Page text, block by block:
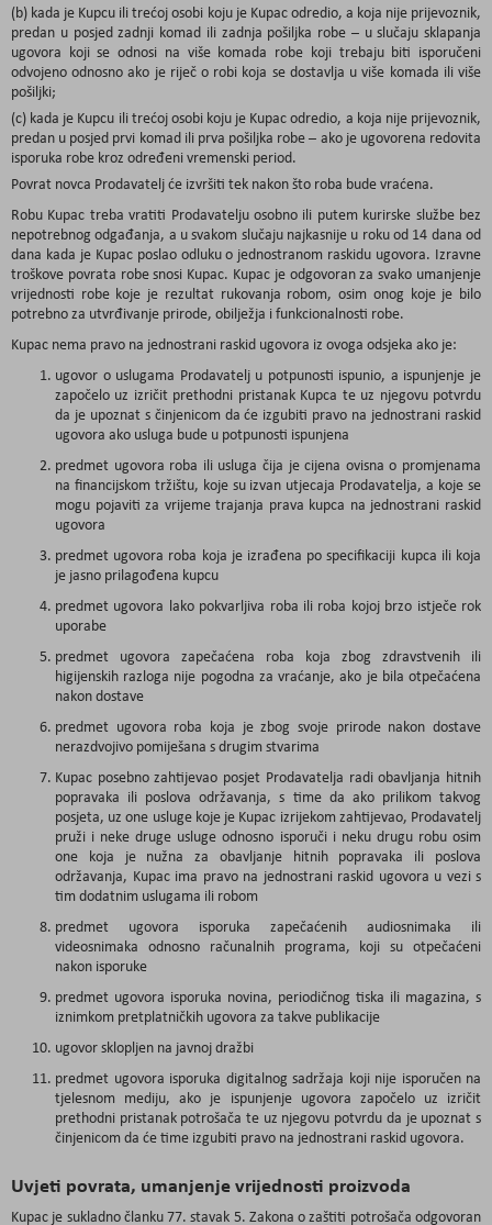
(b) kada je Kupcu ili trećoj osobi koju je Kupac odredio, a koja nije prijevoznik,
predan u posjed zadnji komad ili zadnja pošiljka robe – u slučaju sklapanja
ugovora koji se odnosi na više komada robe koji trebaju biti isporučeni
odvojeno odnosno ako je riječ o robi koja se dostavlja u više komada ili više
pošiljki;
(c) kada je Kupcu ili trećoj osobi koju je Kupac odredio, a koja nije prijevoznik,
predan u posjed prvi komad ili prva pošiljka robe – ako je ugovorena redovita
isporuka robe kroz određeni vremenski period.
Povrat novca Prodavatelj će izvršiti tek nakon što roba bude vraćena.
Robu Kupac treba vratiti Prodavatelju osobno ili putem kurirske službe bez
nepotrebnog odgađanja, a u svakom slučaju najkasnije u roku od 14 dana od
dana kada je Kupac poslao odluku o jednostranom raskidu ugovora. Izravne
troškove povrata robe snosi Kupac. Kupac je odgovoran za svako umanjenje
vrijednosti robe koje je rezultat rukovanja robom, osim onog koje je bilo
potrebno za utvrđivanje prirode, obilježja i funkcionalnosti robe.
Kupac nema pravo na jednostrani raskid ugovora iz ovoga odsjeka ako je:
ugovor o uslugama Prodavatelj u potpunosti ispunio, a ispunjenje je
započelo uz izričit prethodni pristanak Kupca te uz njegovu potvrdu
da je upoznat s činjenicom da će izgubiti pravo na jednostrani raskid
ugovora ako usluga bude u potpunosti ispunjena
predmet ugovora roba ili usluga čija je cijena ovisna o promjenama
na financijskom tržištu, koje su izvan utjecaja Prodavatelja, a koje se
mogu pojaviti za vrijeme trajanja prava kupca na jednostrani raskid
ugovora
predmet ugovora roba koja je izrađena po specifikaciji kupca ili koja
je jasno prilagođena kupcu
predmet ugovora lako pokvarljiva roba ili roba kojoj brzo istječe rok
uporabe
predmet ugovora zapečaćena roba koja zbog zdravstvenih ili
higijenskih razloga nije pogodna za vraćanje, ako je bila otpečaćena
nakon dostave
predmet ugovora roba koja je zbog svoje prirode nakon dostave
nerazdvojivo pomiješana s drugim stvarima
Kupac posebno zahtijevao posjet Prodavatelja radi obavljanja hitnih
popravaka ili poslova održavanja, s time da ako prilikom takvog
posjeta, uz one usluge koje je Kupac izrijekom zahtijevao, Prodavatelj
pruži i neke druge usluge odnosno isporuči i neku drugu robu osim
one koja je nužna za obavljanje hitnih popravaka ili poslova
održavanja, Kupac ima pravo na jednostrani raskid ugovora u vezi s
tim dodatnim uslugama ili robom
predmet ugovora isporuka zapečaćenih audiosnimaka ili
videosnimaka odnosno računalnih programa, koji su otpečaćeni
nakon isporuke
predmet ugovora isporuka novina, periodičnog tiska ili magazina, s
iznimkom pretplatničkih ugovora za takve publikacije
ugovor sklopljen na javnoj dražbi
predmet ugovora isporuka digitalnog sadržaja koji nije isporučen na
tjelesnom mediju, ako je ispunjenje ugovora započelo uz izričit
prethodni pristanak potrošača te uz njegovu potvrdu da je upoznat s
činjenicom da će time izgubiti pravo na jednostrani raskid ugovora.
Uvjeti povrata, umanjenje vrijednosti proizvoda
Kupac je sukladno članku 77. stavak 5. Zakona o zaštiti potrošača odgovoran